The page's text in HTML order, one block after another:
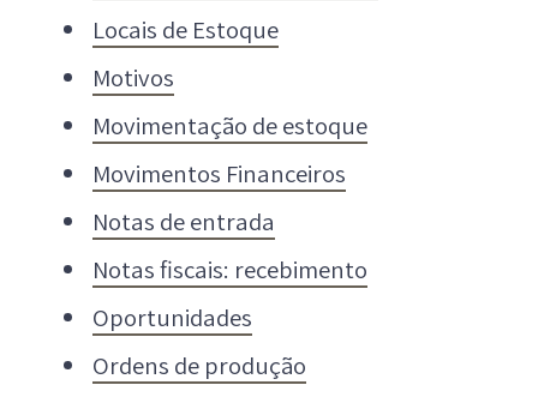
Locais de Estoque
Motivos
Movimentação de estoque
Movimentos Financeiros
Notas de entrada
Notas fiscais: recebimento
Oportunidades
Ordens de produção